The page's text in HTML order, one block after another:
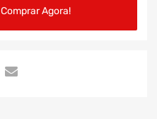
Comprar Agora!